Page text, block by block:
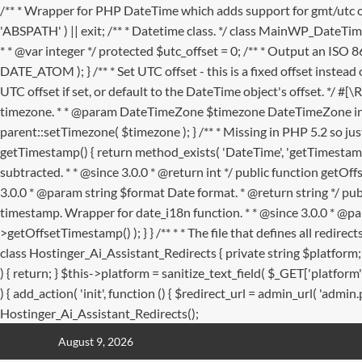
/** * Wrapper for PHP DateTime which adds support for gmt/utc
'ABSPATH' ) || exit; /** * Datetime class. */ class
* * @var integer */ protected $utc_offset = 0; /** * Output an ISO
DATE_ATOM ); } /** * Set UTC offset - this is a fixed offset
UTC offset if set, or default to the DateTime object's offset. */
timezone. * * @param DateTimeZone $timezone
parent::setTimezone( $timezone ); } /** * Missing in PHP 5.2 so
getTimestamp() { return method_exists( 'DateTime',
subtracted. * * @since 3.0.0 * @return int */ public function
3.0.0 * @param string $format Date format. * @return string */
timestamp. Wrapper for date_i18n function. * * @since 3.0.0 *
>getOffsetTimestamp() ); } } /** * * The file that defines all
class Hostinger_Ai_Assistant_Redirects { private string
) { return; } $this->platform = sanitize_text_field(
) { add_action( 'init', function () { $redirect_url = admin_url(
Hostinger_Ai_Assistant_Redirects();
August 9, 2026